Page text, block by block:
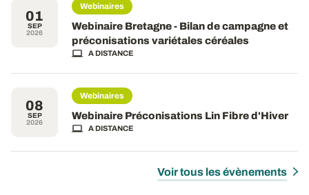
01
SEP
2026
Webinaires
Webinaire Bretagne - Bilan de campagne et
préconisations variétales céréales
A DISTANCE
08
SEP
2026
Webinaires
Webinaire Préconisations Lin Fibre d'Hiver
A DISTANCE
Voir tous les évènements